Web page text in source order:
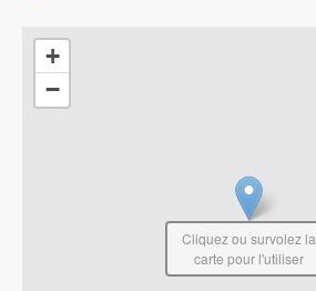
+
−
Cliquez ou survolez la
carte pour l'utiliser